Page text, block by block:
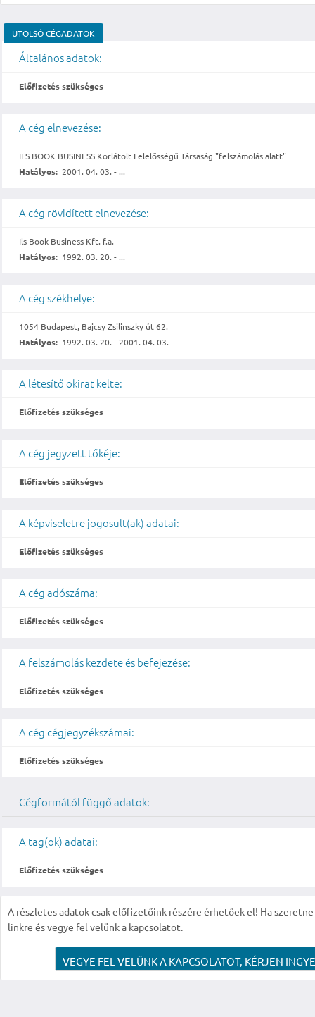
UTOLSÓ CÉGADATOK
Általános adatok:
Előfizetés szükséges
A cég elnevezése:
ILS BOOK BUSINESS Korlátolt Felelősségű Társaság "felszámolás alatt"
Hatályos: 2001. 04. 03. - ...
A cég rövidített elnevezése:
Ils Book Business Kft. f.a.
Hatályos: 1992. 03. 20. - ...
A cég székhelye:
1054 Budapest, Bajcsy Zsilinszky út 62.
Hatályos: 1992. 03. 20. - 2001. 04. 03.
A létesítő okirat kelte:
Előfizetés szükséges
A cég jegyzett tőkéje:
Előfizetés szükséges
A képviseletre jogosult(ak) adatai:
Előfizetés szükséges
A cég adószáma:
Előfizetés szükséges
A felszámolás kezdete és befejezése:
Előfizetés szükséges
A cég cégjegyzékszámai:
Előfizetés szükséges
Cégformától függő adatok:
A tag(ok) adatai:
Előfizetés szükséges
A részletes adatok csak előfizetőink részére érhetőek el! Ha
linkre és vegye fel velünk a kapcsolatot.
VEGYE FEL VELÜNK A KAPCSOLATOT, KÉRJEN